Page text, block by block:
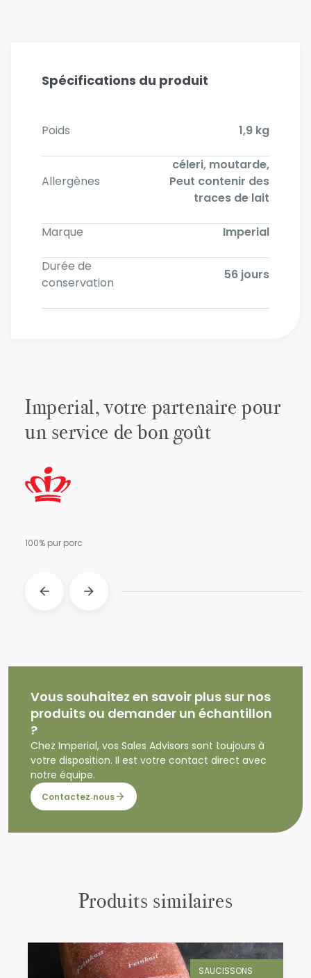
Spécifications du produit
Poids 1,9 kg
Allergènes
céleri, moutarde,
Peut contenir des
traces de lait
Marque Imperial
Durée de
conservation
56 jours
Imperial, votre partenaire pour
un service de bon goût
100% pur porc
Vous souhaitez en savoir plus sur nos
produits ou demander un échantillon
?
Chez Imperial, vos Sales Advisors sont toujours à
votre disposition. Il est votre contact direct avec
notre équipe.
Contactez‑nous
Produits similaires
SAUCISSONS